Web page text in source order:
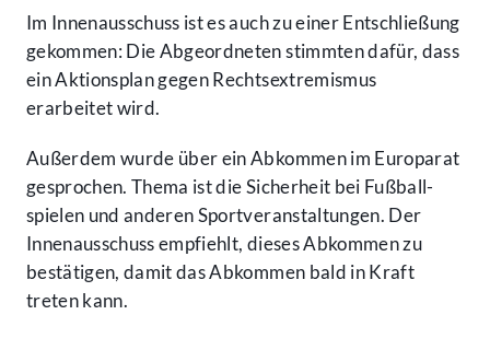
Im Innen­ausschuss ist es auch zu einer Entschließung
gekommen: Die Abgeordneten stimmten dafür, dass
ein Aktions­plan gegen Rechts­extre­mismus
erarbeitet wird.
Außerdem wurde über ein Abkommen im Europa­rat
gesprochen. Thema ist die Sicher­heit bei Fußball­
spielen und anderen Sport­veranstaltungen. Der
Innen­ausschuss empfiehlt, dieses Abkommen zu
bestätigen, damit das Abkommen bald in Kraft
treten kann.